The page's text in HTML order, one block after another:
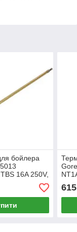
бойлера
16A 250V,
на
615